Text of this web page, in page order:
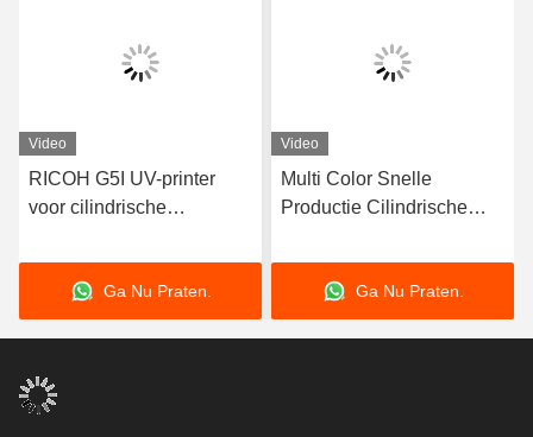
Video
RICOH G5I UV-printer
voor cilindrische
inkttoevoer
Ga Nu Praten.
Video
Multi Color Snelle
Productie Cilindrische
Printdiameter Machine
Ga Nu Praten.